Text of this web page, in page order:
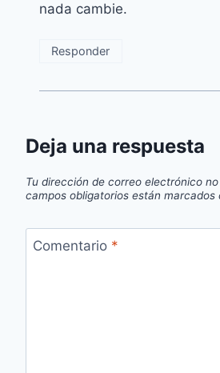
nada cambie.
Responder
Deja una respuesta
Tu dirección de correo electrónico
campos obligatorios están marcados
Comentario *